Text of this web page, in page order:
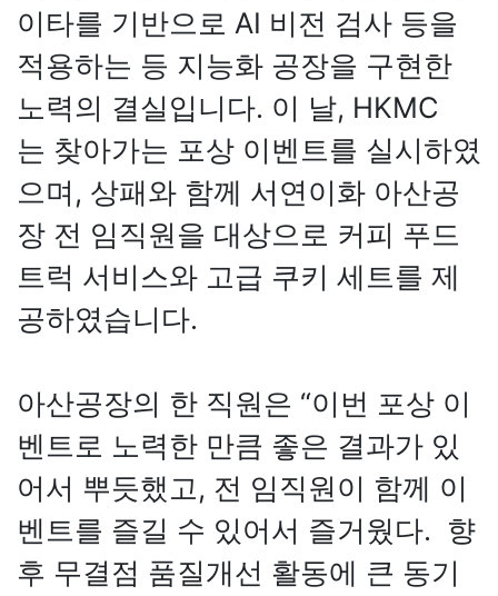
이타를 기반으로 AI 비전 검사 등을
적용하는 등 지능화 공장을 구현한
노력의 결실입니다. 이 날, HKMC
는 찾아가는 포상 이벤트를 실시하였
으며, 상패와 함께 서연이화 아산공
장 전 임직원을 대상으로 커피 푸드
트럭 서비스와 고급 쿠키 세트를 제
공하였습니다.
아산공장의 한 직원은 “이번 포상 이
벤트로 노력한 만큼 좋은 결과가 있
어서 뿌듯했고, 전 임직원이 함께 이
벤트를 즐길 수 있어서 즐거웠다. 향
후 무결점 품질개선 활동에 큰 동기